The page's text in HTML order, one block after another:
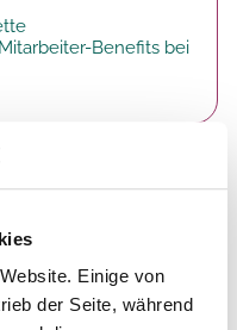
Einige von
der Seite, während
Benefits bei
du auf vielfältige